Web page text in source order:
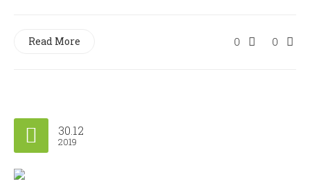
0 0
Read More
30.12
2019